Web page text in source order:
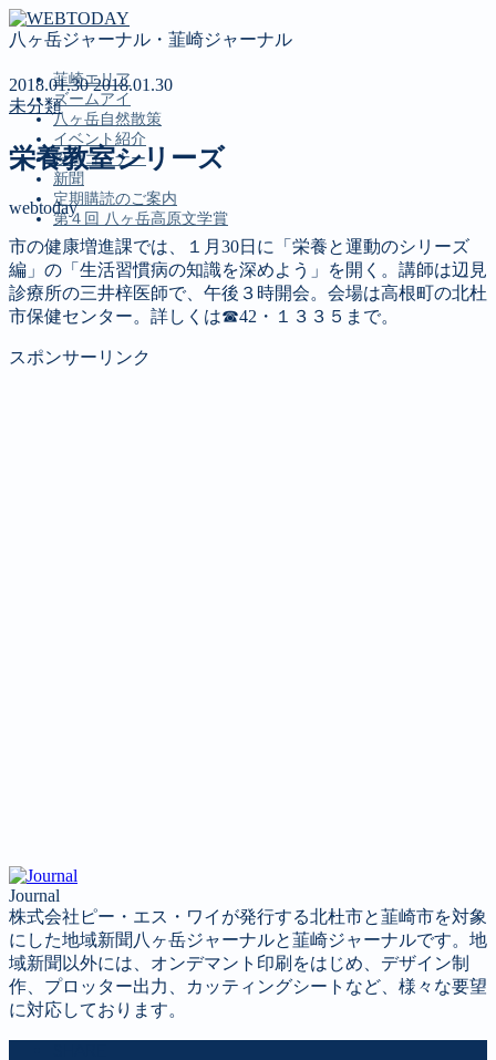
八ヶ岳ジャーナル・韮崎ジャーナル
韮崎エリア
ズームアイ
八ヶ岳自然散策
イベント紹介
投稿コーナー
新聞
定期購読のご案内
第４回 八ヶ岳高原文学賞
MENU
韮崎エリア
ズームアイ
八ヶ岳自然散策
2018.01.302018.01.30
未分類
栄養教室シリーズ
webtoday
市の健康増進課では、１月30日に「栄養と運動のシリーズ
編」の「生活習慣病の知識を深めよう」を開く。講師は辺見
診療所の三井梓医師で、午後３時開会。会場は高根町の北杜
市保健センター。詳しくは☎42・１３３５まで。
スポンサーリンク
Journal
株式会社ピー・エス・ワイが発行する北杜市と韮崎市を対象
にした地域新聞八ヶ岳ジャーナルと韮崎ジャーナルです。地
域新聞以外には、オンデマント印刷をはじめ、デザイン制
作、プロッター出力、カッティングシートなど、様々な要望
に対応しております。